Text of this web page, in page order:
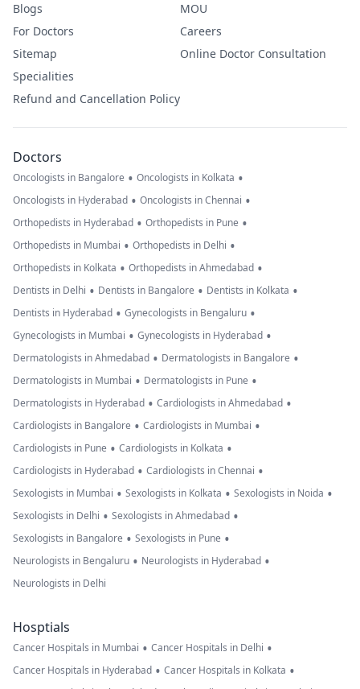
Blogs
For Doctors
Sitemap
Specialities
Refund and Cancellation Policy
MOU
Careers
Online Doctor Consultation
Doctors
Oncologists in Bangalore • Oncologists in Kolkata •
Oncologists in Hyderabad • Oncologists in Chennai •
Orthopedists in Hyderabad • Orthopedists in Pune •
Orthopedists in Mumbai • Orthopedists in Delhi •
Orthopedists in Kolkata • Orthopedists in Ahmedabad •
Dentists in Delhi • Dentists in Bangalore • Dentists in Kolkata •
Dentists in Hyderabad • Gynecologists in Bengaluru •
Gynecologists in Mumbai • Gynecologists in Hyderabad •
Dermatologists in Ahmedabad • Dermatologists in Bangalore •
Dermatologists in Mumbai • Dermatologists in Pune •
Dermatologists in Hyderabad • Cardiologists in Ahmedabad •
Cardiologists in Bangalore • Cardiologists in Mumbai •
Cardiologists in Pune • Cardiologists in Kolkata •
Cardiologists in Hyderabad • Cardiologists in Chennai •
Sexologists in Mumbai • Sexologists in Kolkata • Sexologists in Noida •
Sexologists in Delhi • Sexologists in Ahmedabad •
Sexologists in Bangalore • Sexologists in Pune •
Neurologists in Bengaluru • Neurologists in Hyderabad •
Neurologists in Delhi
Hosptials
Cancer Hospitals in Mumbai • Cancer Hospitals in Delhi •
Cancer Hospitals in Hyderabad • Cancer Hospitals in Kolkata •